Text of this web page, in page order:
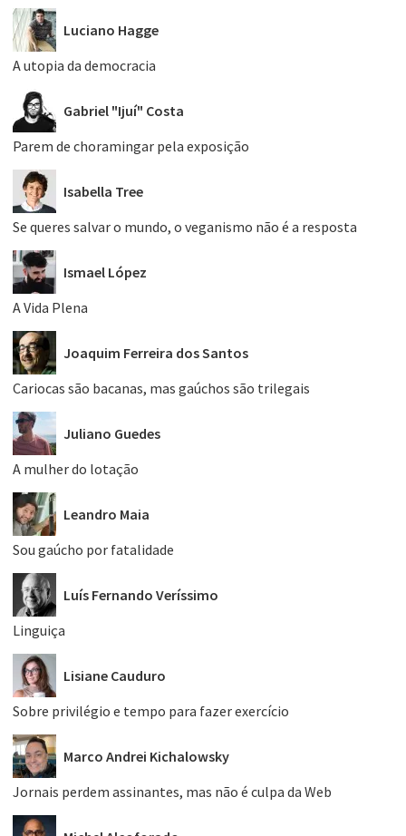
Luciano Hagge
A utopia da democracia
Gabriel "Ijuí" Costa
Parem de choramingar pela exposição
Isabella Tree
Se queres salvar o mundo, o veganismo não é a resposta
Ismael López
A Vida Plena
Joaquim Ferreira dos Santos
Cariocas são bacanas, mas gaúchos são trilegais
Juliano Guedes
A mulher do lotação
Leandro Maia
Sou gaúcho por fatalidade
Luís Fernando Veríssimo
Linguiça
Lisiane Cauduro
Sobre privilégio e tempo para fazer exercício
Marco Andrei Kichalowsky
Jornais perdem assinantes, mas não é culpa da Web